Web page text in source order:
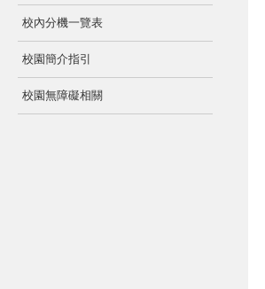
校內分機一覽表
校園簡介指引
校園無障礙相關